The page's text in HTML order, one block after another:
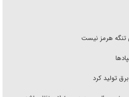
تنگه هرمز نیست